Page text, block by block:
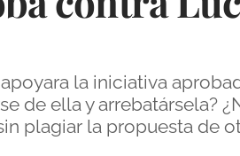
la iniciativa
de ella y arrebatársela?
plagiar la propuesta de